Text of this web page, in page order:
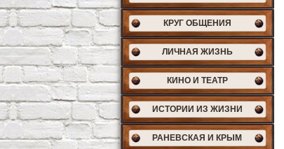
КРУГ ОБЩЕНИЯ
ЛИЧНАЯ ЖИЗНЬ
КИНО И ТЕАТР
ИСТОРИИ ИЗ ЖИЗНИ
РАНЕВСКАЯ И КРЫМ